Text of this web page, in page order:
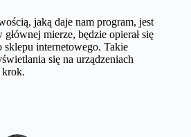
jaką daje nam program, jest
mierze, będzie opierał się
sklepu internetowego. Takie
się na urządzeniach
krok.